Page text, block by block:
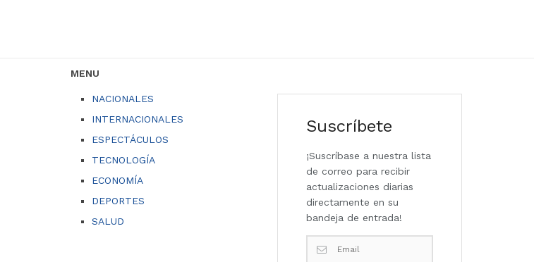
MENU
NACIONALES
INTERNACIONALES
ESPECTÁCULOS
TECNOLOGÍA
ECONOMÍA
DEPORTES
SALUD
Suscríbete
¡Suscríbase a nuestra lista
de correo para recibir
actualizaciones diarias
directamente en su
bandeja de entrada!